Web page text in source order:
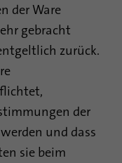
der Ware
gebracht
zurück.
der
und dass
sie beim